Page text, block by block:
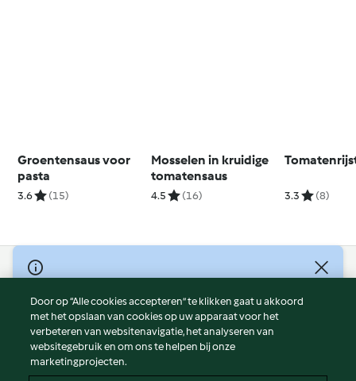
Groentensaus voor
pasta
3.6 (15)
Mosselen in kruidige
tomatensaus
4.5 (16) 3.3 (8)
© Copyright 2026
Gebruiksvoorwaarden
Privacybeleid
Disclaimer
Colofon
Door op “Alle cookies accepteren” te klikken gaat u akkoord
met het opslaan van cookies op uw apparaat voor het
verbeteren van websitenavigatie, het analyseren van
websitegebruik en om ons te helpen bij onze
marketingprojecten.